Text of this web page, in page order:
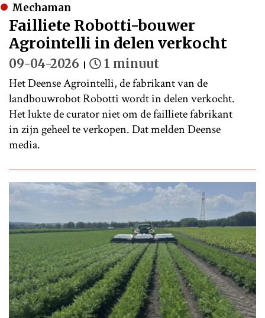
Mechaman
Failliete Robotti-bouwer
Agrointelli in delen verkocht
09-04-2026 1 minuut
Het Deense Agrointelli, de fabrikant van de
landbouwrobot Robotti wordt in delen verkocht.
Het lukte de curator niet om de failliete fabrikant
in zijn geheel te verkopen. Dat melden Deense
media.